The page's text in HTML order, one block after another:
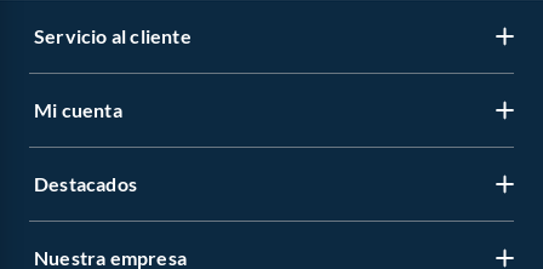
Servicio al cliente
Mi cuenta
Destacados
Nuestra empresa